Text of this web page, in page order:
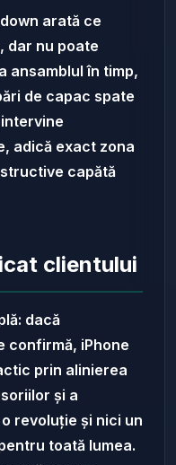
arată ce
dar nu poate
ansamblul în timp,
de capac spate
adică exact zona
capătă
clientului
dacă
confirmă, iPhone
prin alinierea
și a
revoluție și nici un
toată lumea.